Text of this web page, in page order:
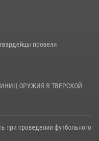
провели
ОРУЖИЯ В ТВЕРСКОЙ
при проведении футбольного